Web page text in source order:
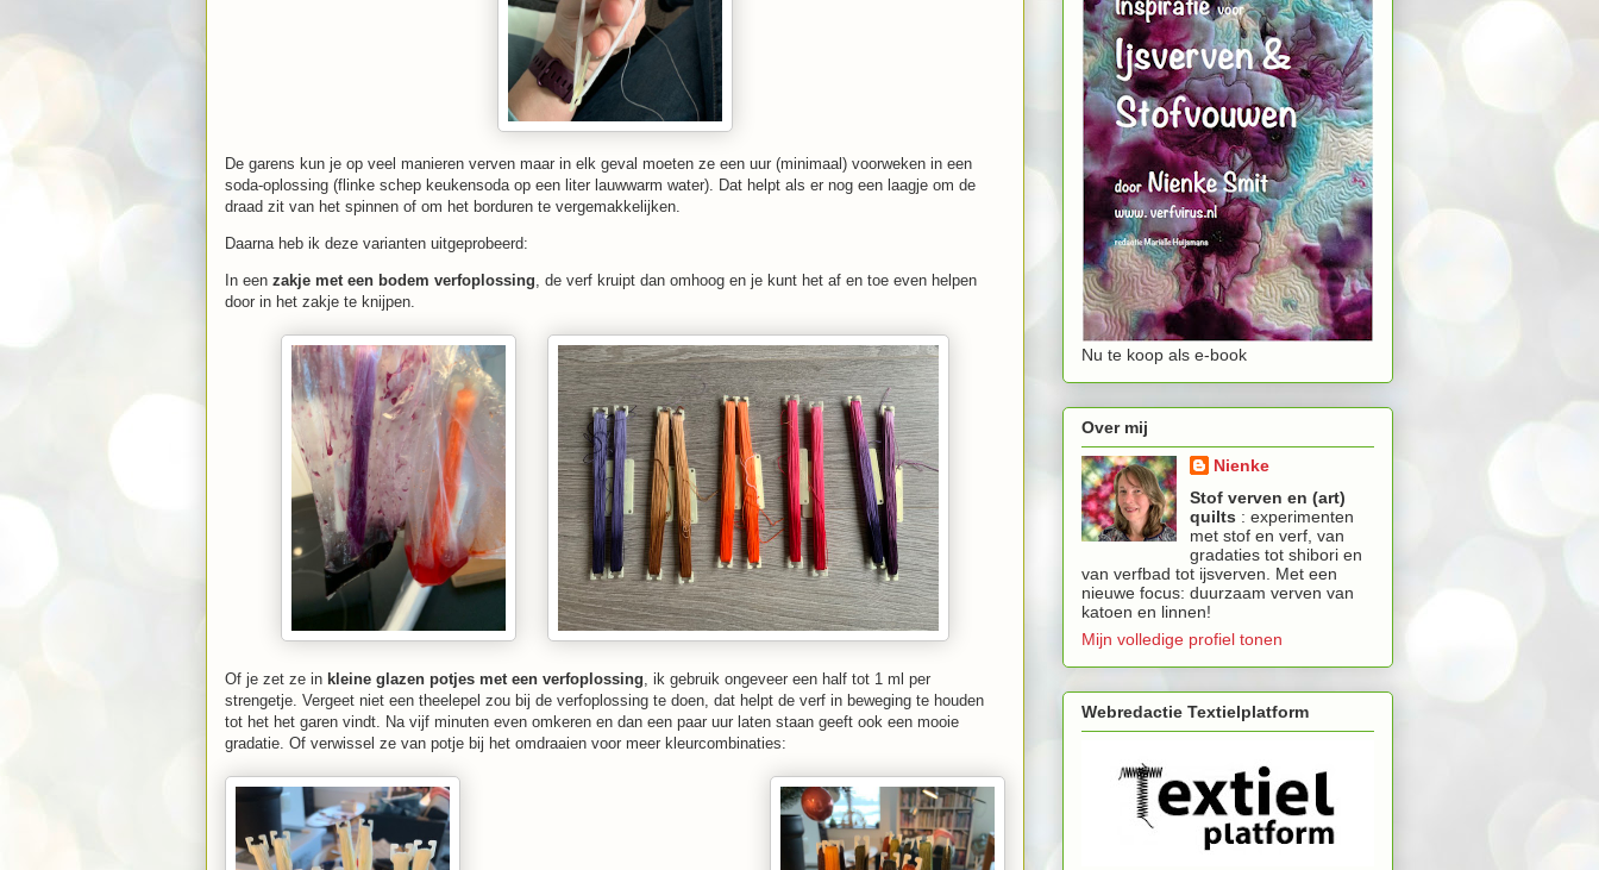
De garens kun je op veel manieren verven maar in elk geval moeten ze een uur (minimaal) voorweken in een
soda-oplossing (flinke schep keukensoda op een liter lauwwarm water). Dat helpt als er nog een laagje om de
draad zit van het spinnen of om het borduren te vergemakkelijken.
Daarna heb ik deze varianten uitgeprobeerd:
In een zakje met een bodem verfoplossing , de verf kruipt dan omhoog en je kunt het af en toe even helpen
door in het zakje te knijpen.
Of je zet ze in kleine glazen potjes met een verfoplossing , ik gebruik ongeveer een half tot 1 ml per
strengetje. Vergeet niet een theelepel zou bij de verfoplossing te doen, dat helpt de verf in beweging te houden
tot het het garen vindt. Na vijf minuten even omkeren en dan een paar uur laten staan geeft ook een mooie
gradatie. Of verwissel ze van potje bij het omdraaien voor meer kleurcombinaties:
Nu te koop als e-book
Over mij
Nienke
Stof verven en (art)
quilts : experimenten
met stof en verf, van
gradaties tot shibori en
van verfbad tot ijsverven. Met een
nieuwe focus: duurzaam verven van
katoen en linnen!
Mijn volledige profiel tonen
Webredactie Textielplatform